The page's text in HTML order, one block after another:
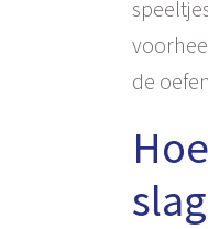
de
slag